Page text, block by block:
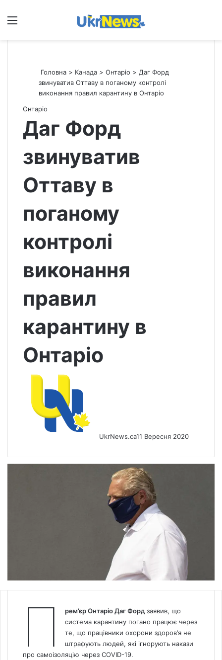
Меню
Головна > Канада > Онтаріо > Даг Форд
звинуватив Оттаву в поганому контролі
виконання правил карантину в Онтаріо
Онтаріо
Даг Форд
звинуватив
Оттаву в
поганому
контролі
виконання
правил
карантину в
Онтаріо
UkrNews.ca11 Вересня 2020
П рем’єр Онтаріо Даг Фордзаявив, що
система карантину погано працює через
те, що працівники охорони здоров’я не
штрафують людей, які ігнорують накази
про самоізоляцію через COVID-19.